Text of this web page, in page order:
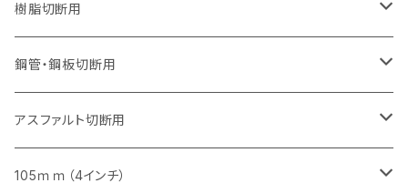
セグメントタイプ
セグメントタイプ（一般道路カッター用
405mm（16インチ）
セグメントタイプ
セグメントタイプ（一般道路カッター用
455mm（18インチ）
セグメント（一般道路カッター用
セグメントタイプ
埋設鋳鉄管工事対応タイプ
405mm（16インチ）
セグメントタイプ
埋設鋳鉄管工事対応タイプ
セグメントタイプ
セグメントタイプ（一般道路カッター用
305mm（12インチ）
セグメント
セグメント（特殊凸凹加工チップ）
355mm（14インチ）
セグメント
セグメント（特殊凸凹加工チップ）
405mm（16インチ）
セグメント
473mm（18インチ）
セグメントタイプ
230mm（9インチ）
セグメントタイプ
255mm（10インチ）
セグメントタイプ
305mm（12インチ）
セグメント
355mm（14インチ）
305mm（12インチ）
砥石（補強綱入り）
355mm（14インチ）
砥石（補強綱入り）
樹脂切断用
305mm（12インチ）
砥石（補強綱入り）
355mm（14インチ）
砥石（補強綱入り）
鋼管・鋼板切断用
305mm（12インチ）
砥石（補強綱入り）
355mm（14インチ）
アスファルト切断用
255ｍｍ（10インチ）
105ｍｍ（4インチ）